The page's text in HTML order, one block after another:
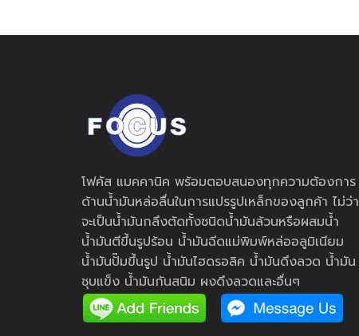
โฟคัส แมคคานิค พร้อมตอบสนองทุกความต้องการ
ด้านน้ำมันหล่อลื่นในการแปรรูปเหล็กของลูกค้า ไม่ว่า
จะเป็นน้ำมันกลึงตัดทั้งชนิดน้ำมันล้วนหรือผสมน้ำ
น้ำมันตีขึ้นรูปร้อน น้ำมันฉีดแม่พิมพ์หล่ออลูมิเนียม
น้ำมันปั๊มขึ้นรูป น้ำมันไฮดรอลิค น้ำมันดึงลวด น้ำมัน
ชุบแข็ง น้ำมันกันสนิม ผงดึงลวดและอื่นๆ